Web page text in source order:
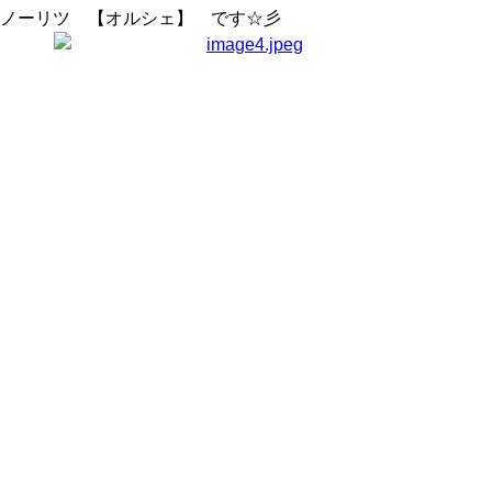
ノーリツ 【オルシェ】 です☆彡